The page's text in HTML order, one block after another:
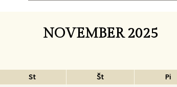
NOVEMBER 2025
St Št Pi